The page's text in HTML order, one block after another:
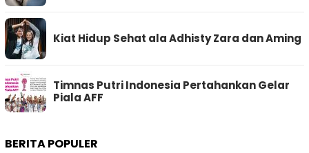
Kiat Hidup Sehat ala Adhisty Zara dan Aming
Timnas Putri Indonesia Pertahankan Gelar
Piala AFF
BERITA POPULER